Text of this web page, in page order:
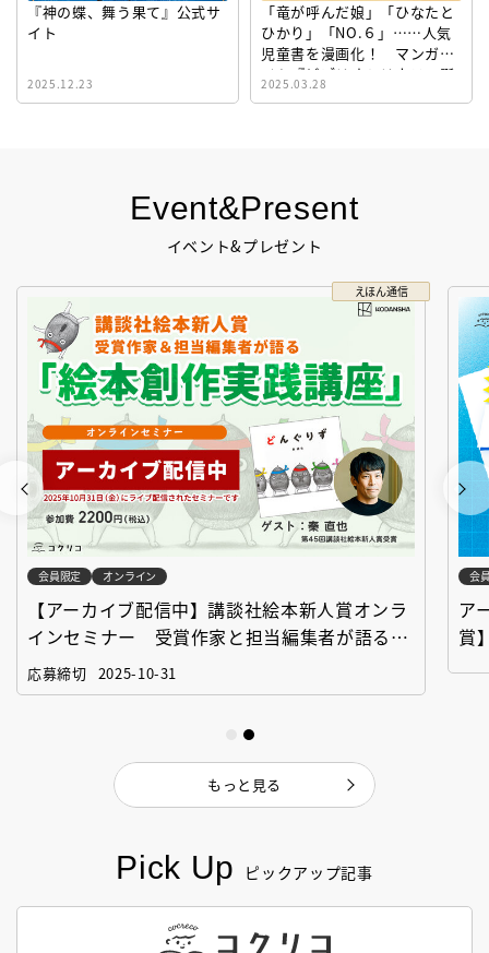
Pick Up ピックアップ記事
Event&Present
イベント&プレゼント
えほん通信
会員限定 オンライン
【アーカイブ配信中】講談社絵本新人賞オンラ
インセミナー 受賞作家と担当編集者が語る
「絵本創作実践講座」
応募締切 2025-10-31
会
ア
賞
もっと見る
『神の蝶、舞う果て』公式サ
イト
2025.12.23
「竜が呼んだ娘」「ひなたと
ひかり」「NO.６」……人気
児童書を漫画化！ マンガサ
イト『ビブリオシリウス』誕
生！
2025.03.28